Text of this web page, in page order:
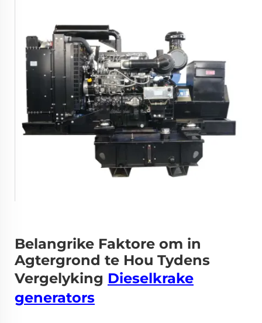
Belangrike Faktore om in
Agtergrond te Hou Tydens
Vergelyking Dieselkrake
generators